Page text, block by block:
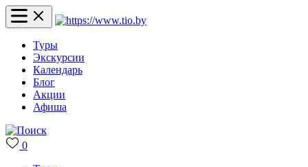
Туры
Экскурсии
Календарь
Блог
Акции
Афиша
0